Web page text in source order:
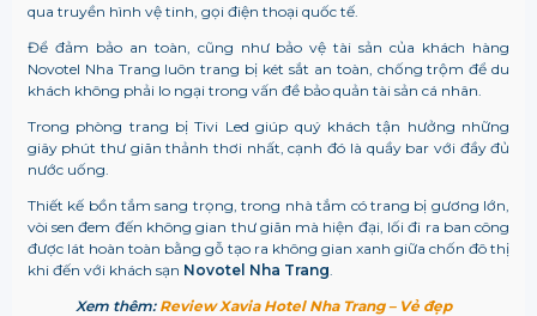
qua truyền hình vệ tinh, gọi điện thoại quốc tế.
Để đảm bảo an toàn, cũng như bảo vệ tài sản của khách hàng
Novotel Nha Trang luôn trang bị két sắt an toàn, chống trộm để du
khách không phải lo ngại trong vấn đề bảo quản tài sản cá nhân.
Trong phòng trang bị Tivi Led giúp quý khách tận hưởng những
giây phút thư giãn thảnh thơi nhất, cạnh đó là quầy bar với đầy đủ
nước uống.
Thiết kế bồn tắm sang trọng, trong nhà tắm có trang bị gương lớn,
vòi sen đem đến không gian thư giãn mà hiện đại, lối đi ra ban công
được lát hoàn toàn bằng gỗ tạo ra không gian xanh giữa chốn đô thị
khi đến với khách sạn Novotel Nha Trang
Xem thêm: Review Xavia Hotel Nha Trang – Vẻ đẹp